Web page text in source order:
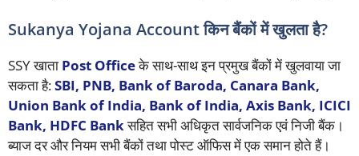
Sukanya Yojana Account किन बैंकों में खुलता है?
SSY खाता Post Officeके साथ-साथ इन प्रमुख बैंकों में खुलवाया जा
सकता है:SBI, PNB, Bank of Baroda, Canara Bank,
Union Bank of India, Bank of India, Axis Bank, ICICI
Bank, HDFC Bankसहित सभी अधिकृत सार्वजनिक एवं निजी बैंक।
ब्याज दर और नियम सभी बैंकों तथा पोस्ट ऑफिस में एक समान होते हैं।